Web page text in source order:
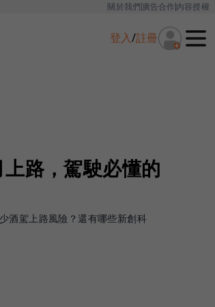
關於我們廣告合作內容授權
登入/註冊
路，駕駛必懂的
酒駕上路風險？還有哪些新創科